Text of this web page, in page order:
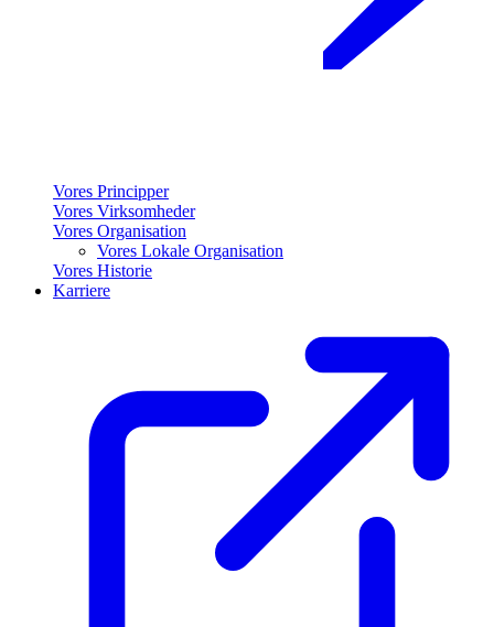
Vores Principper
Vores Virksomheder
Vores Organisation
Vores Lokale Organisation
Vores Historie
Karriere